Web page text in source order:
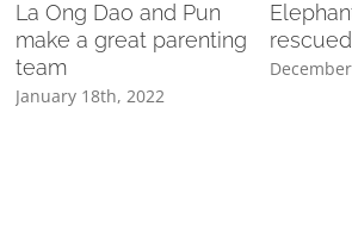
La Ong Dao and Pun
make a great parenting
team
January 18th, 2022